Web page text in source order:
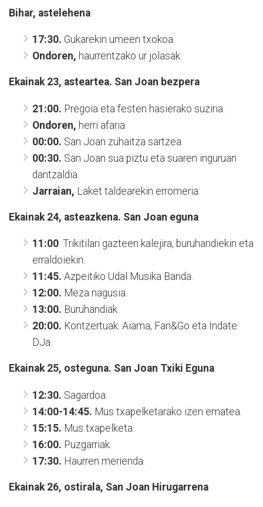
Bihar, astelehena
17:30. Gukarekin umeen txokoa.
Ondoren, haurrentzako ur jolasak.
Ekainak 23, asteartea. San Joan bezpera
21:00. Pregoia eta festen hasierako suziria.
Ondoren, herri afaria.
00:00. San Joan zuhaitza sartzea.
00:30. San Joan sua piztu eta suaren inguruan
dantzaldia.
Jarraian, Laket taldearekin erromeria.
Ekainak 24, asteazkena. San Joan eguna
11:00. Trikitilari gazteen kalejira, buruhandiekin eta
erraldoiekin.
11:45. Azpeitiko Udal Musika Banda.
12:00. Meza nagusia.
13:00. Buruhandiak.
20:00. Kontzertuak: Aiama, Fan&Go eta Indate
DJa.
Ekainak 25, osteguna. San Joan Txiki Eguna
12:30. Sagardoa.
14:00-14:45. Mus txapelketarako izen ematea.
15:15. Mus txapelketa.
16:00. Puzgarriak.
17:30. Haurren merienda.
Ekainak 26, ostirala, San Joan Hirugarrena